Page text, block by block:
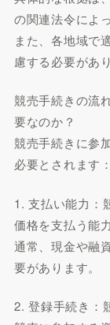
の関連法令によ
また、各地域で
慮する必要があ
競売手続きの流
要なのか？
競売手続きに参
必要とされます：
1. 支払い能力：
価格を支払う能
通常、現金や融
要があります。
2. 登録手続き：